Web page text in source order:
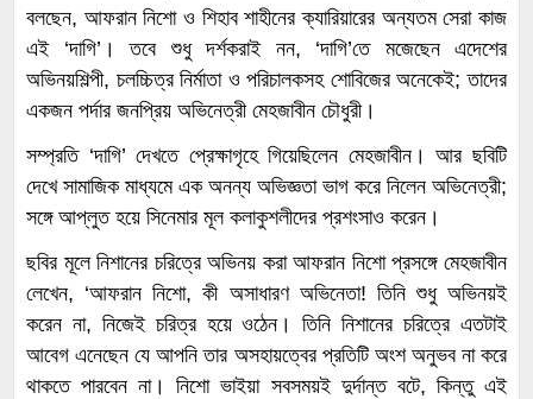
বলছেন, আফরান নিশো ও শিহাব শাহীনের ক্যারিয়ারের অন্যতম সেরা কাজ
এই ‘দাগি’। তবে শুধু দর্শকরাই নন, ‘দাগি’তে মজেছেন এদেশের
অভিনয়শিল্পী, চলচ্চিত্র নির্মাতা ও পরিচালকসহ শোবিজের অনেকেই; তাদের
একজন পর্দার জনপ্রিয় অভিনেত্রী মেহজাবীন চৌধুরী।
সম্প্রতি ‘দাগি’ দেখতে প্রেক্ষাগৃহে গিয়েছিলেন মেহজাবীন। আর ছবিটি
দেখে সামাজিক মাধ্যমে এক অনন্য অভিজ্ঞতা ভাগ করে নিলেন অভিনেত্রী;
সঙ্গে আপ্লুত হয়ে সিনেমার মূল কলাকুশলীদের প্রশংসাও করেন।
ছবির মূলে নিশানের চরিত্রে অভিনয় করা আফরান নিশো প্রসঙ্গে মেহজাবীন
লেখেন, ‘আফরান নিশো, কী অসাধারণ অভিনেতা! তিনি শুধু অভিনয়ই
করেন না, নিজেই চরিত্র হয়ে ওঠেন। তিনি নিশানের চরিত্রে এতটাই
আবেগ এনেছেন যে আপনি তার অসহায়ত্বের প্রতিটি অংশ অনুভব না করে
থাকতে পারবেন না। নিশো ভাইয়া সবসময়ই দুর্দান্ত বটে, কিন্তু এই